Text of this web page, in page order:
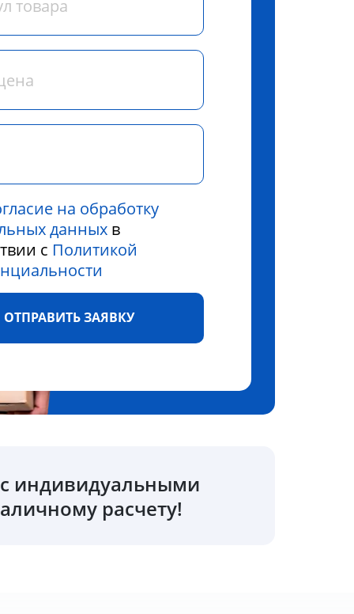
на обработку
данных в
с Политикой
ОТПРАВИТЬ ЗАЯВКУ
индивидуальными
расчету!